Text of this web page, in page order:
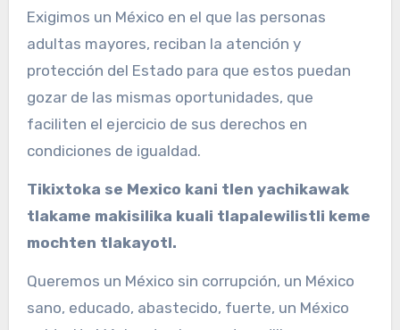
Exigimos un México en el que las personas
adultas mayores, reciban la atención y
protección del Estado para que estos puedan
gozar de las mismas oportunidades, que
faciliten el ejercicio de sus derechos en
condiciones de igualdad.
Tikixtoka se Mexico kani tlen yachikawak
tlakame makisilika kuali tlapalewilistli keme
mochten tlakayotl.
Queremos un México sin corrupción, un México
sano, educado, abastecido, fuerte, un México